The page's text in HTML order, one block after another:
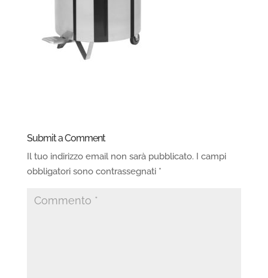
Submit a Comment
Il tuo indirizzo email non sarà pubblicato. I campi
obbligatori sono contrassegnati *